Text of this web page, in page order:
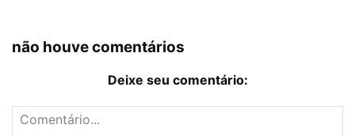
não houve comentários
Deixe seu comentário: